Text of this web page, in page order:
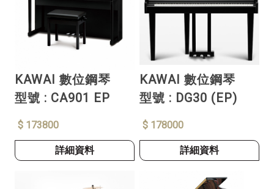
KAWAI 數位鋼琴
型號 : CA901 EP
$ 173800
詳細資料
KAWAI 數位鋼琴
型號 : DG30 (EP)
$ 178000
詳細資料